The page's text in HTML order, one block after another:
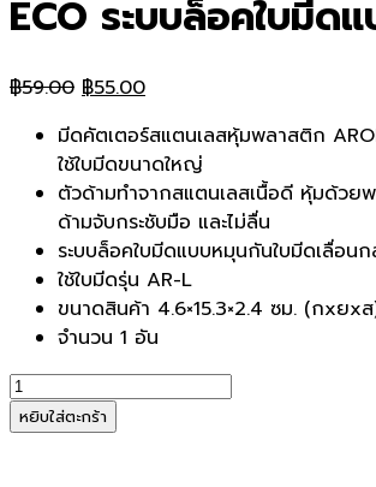
ECO ระบบล็อคใบมีด
฿59.00 Original
was:
฿59.00.
฿55.00Current
is:
฿55.00.
มีดคัตเตอร์สแตนเลสหุ้มพลาสติก
ใช้ใบมีดขนาดใหญ่
ตัวด้ามทำจากสแตนเลสเนื้อดี หุ้มด้วย
ด้ามจับกระชับมือ และไม่ลื่น
ระบบล็อคใบมีดแบบหมุนกันใบมีดเลื่อน
ใช้ใบมีดรุ่น AR-L
ขนาดสินค้า 4.6×15.3×2.4 ซม. (กxยx
จำนวน 1 อัน
จำนวน
คัต
เตอร์
หยิบใส่ตะกร้า